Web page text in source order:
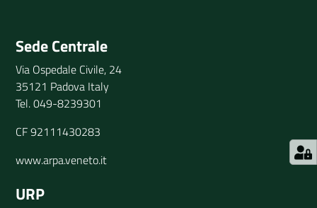
Sede Centrale
Via Ospedale Civile, 24
35121 Padova Italy
Tel. 049-8239301
CF 92111430283
www.arpa.veneto.it
URP